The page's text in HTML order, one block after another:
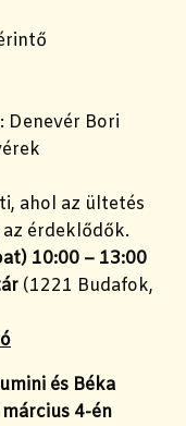
Denevér Bori
ahol az ültetés
érdeklődők.
10:00 – 13:00
(1221 Budafok,
és Béka
4-én